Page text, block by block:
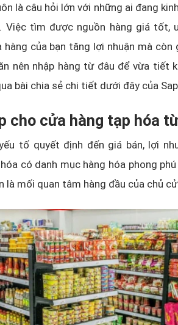
là câu hỏi lớn với những ai đang
Việc tìm được nguồn hàng giá tốt,
của bạn tăng lợi nhuận mà còn
nên nhập hàng từ đâu để vừa tiết
bài chia sẻ chi tiết dưới đây của
cho cửa hàng tạp hóa
tố quyết định đến giá bán, lợi
có danh mục hàng hóa phong
mối quan tâm hàng đầu của chủ